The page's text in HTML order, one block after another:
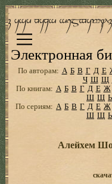
Электронная
По авторам: А Б В Г Д Е
Ч Ш Щ
По книгам: А Б В Г Д Е Ж
Ш Щ
По сериям: А Б В Г Д Е Ж
Ш Щ
Алейхем